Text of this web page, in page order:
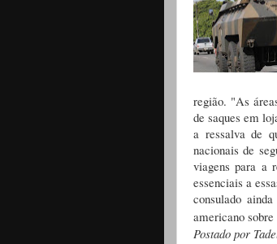
região. "As
de saques em
a ressalva de
nacionais de
viagens para a
essenciais a
consulado
americano
Postado por